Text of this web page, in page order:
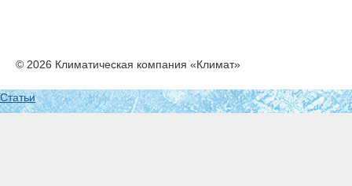
© 2026 Климатическая компания «Климат»
Статьи